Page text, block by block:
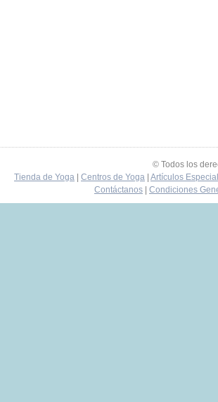
© Todos los
Tienda de Yoga
Centros de Yoga Artículos
Contáctanos
Condiciones